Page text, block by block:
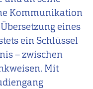
Kommunikation
eines
ein Schlüssel
– zwischen
Mit